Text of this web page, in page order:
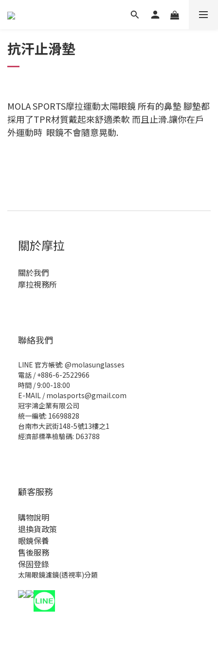
抗汗止滑墊
MOLA SPORTS摩拉運動太陽眼鏡 所有的鼻墊 腳墊都
採用了TPR材質戴起來舒適柔軟 而且止滑.讓你在戶
外運動時 眼鏡不會隨意晃動.
關於摩拉
關於我們
摩拉視務所
聯絡我們
LINE 官方帳號: @molasunglasses
電話 / +886-6-2522966
時間 / 9:00-18:00
E-MAIL / molasports@gmail.com
冠宇鴻企業有限公司
統一編號: 16698828
台南市大武街148-5號13樓之1
經濟部標準檢驗碼: D63788
顧客服務
購物說明
退換貨政策
眼鏡保養
售後服務
保固登錄
太陽眼鏡濾鏡(透視率)分類